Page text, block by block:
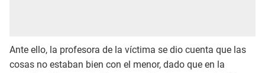
Ante ello, la profesora de la víctima se dio cuenta que las
cosas no estaban bien con el menor, dado que en la